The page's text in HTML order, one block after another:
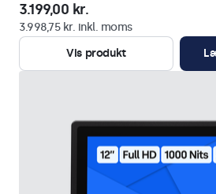
3.199,00 kr.
3.998,75 kr. inkl. moms
Vis produkt